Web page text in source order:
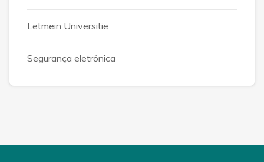
Letmein Universitie
Segurança eletrônica